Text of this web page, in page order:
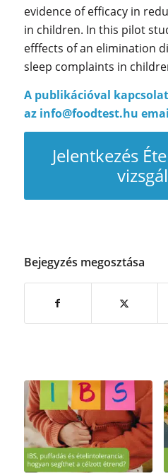
evidence of efficacy in
in children. In this pilot
efffects of an elimination
sleep complaints in
A publikációval
az info@foodtest.hu
Jelentkezés
Bejegyzés megosztása